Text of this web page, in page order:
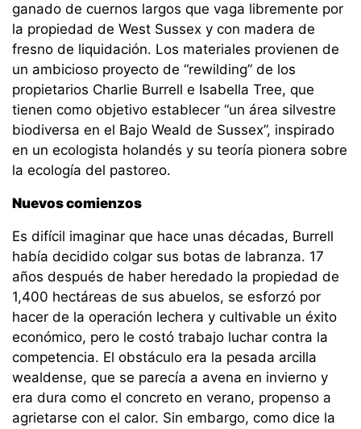
ganado de cuernos largos que vaga libremente por
la propiedad de West Sussex y con madera de
fresno de liquidación. Los materiales provienen de
un ambicioso proyecto de “rewilding” de los
propietarios Charlie Burrell e Isabella Tree, que
tienen como objetivo establecer “un área silvestre
biodiversa en el Bajo Weald de Sussex”, inspirado
en un ecologista holandés y su teoría pionera sobre
la ecología del pastoreo.
Nuevos comienzos
Es difícil imaginar que hace unas décadas, Burrell
había decidido colgar sus botas de labranza. 17
años después de haber heredado la propiedad de
1,400 hectáreas de sus abuelos, se esforzó por
hacer de la operación lechera y cultivable un éxito
económico, pero le costó trabajo luchar contra la
competencia. El obstáculo era la pesada arcilla
wealdense, que se parecía a avena en invierno y
era dura como el concreto en verano, propenso a
agrietarse con el calor. Sin embargo, como dice la